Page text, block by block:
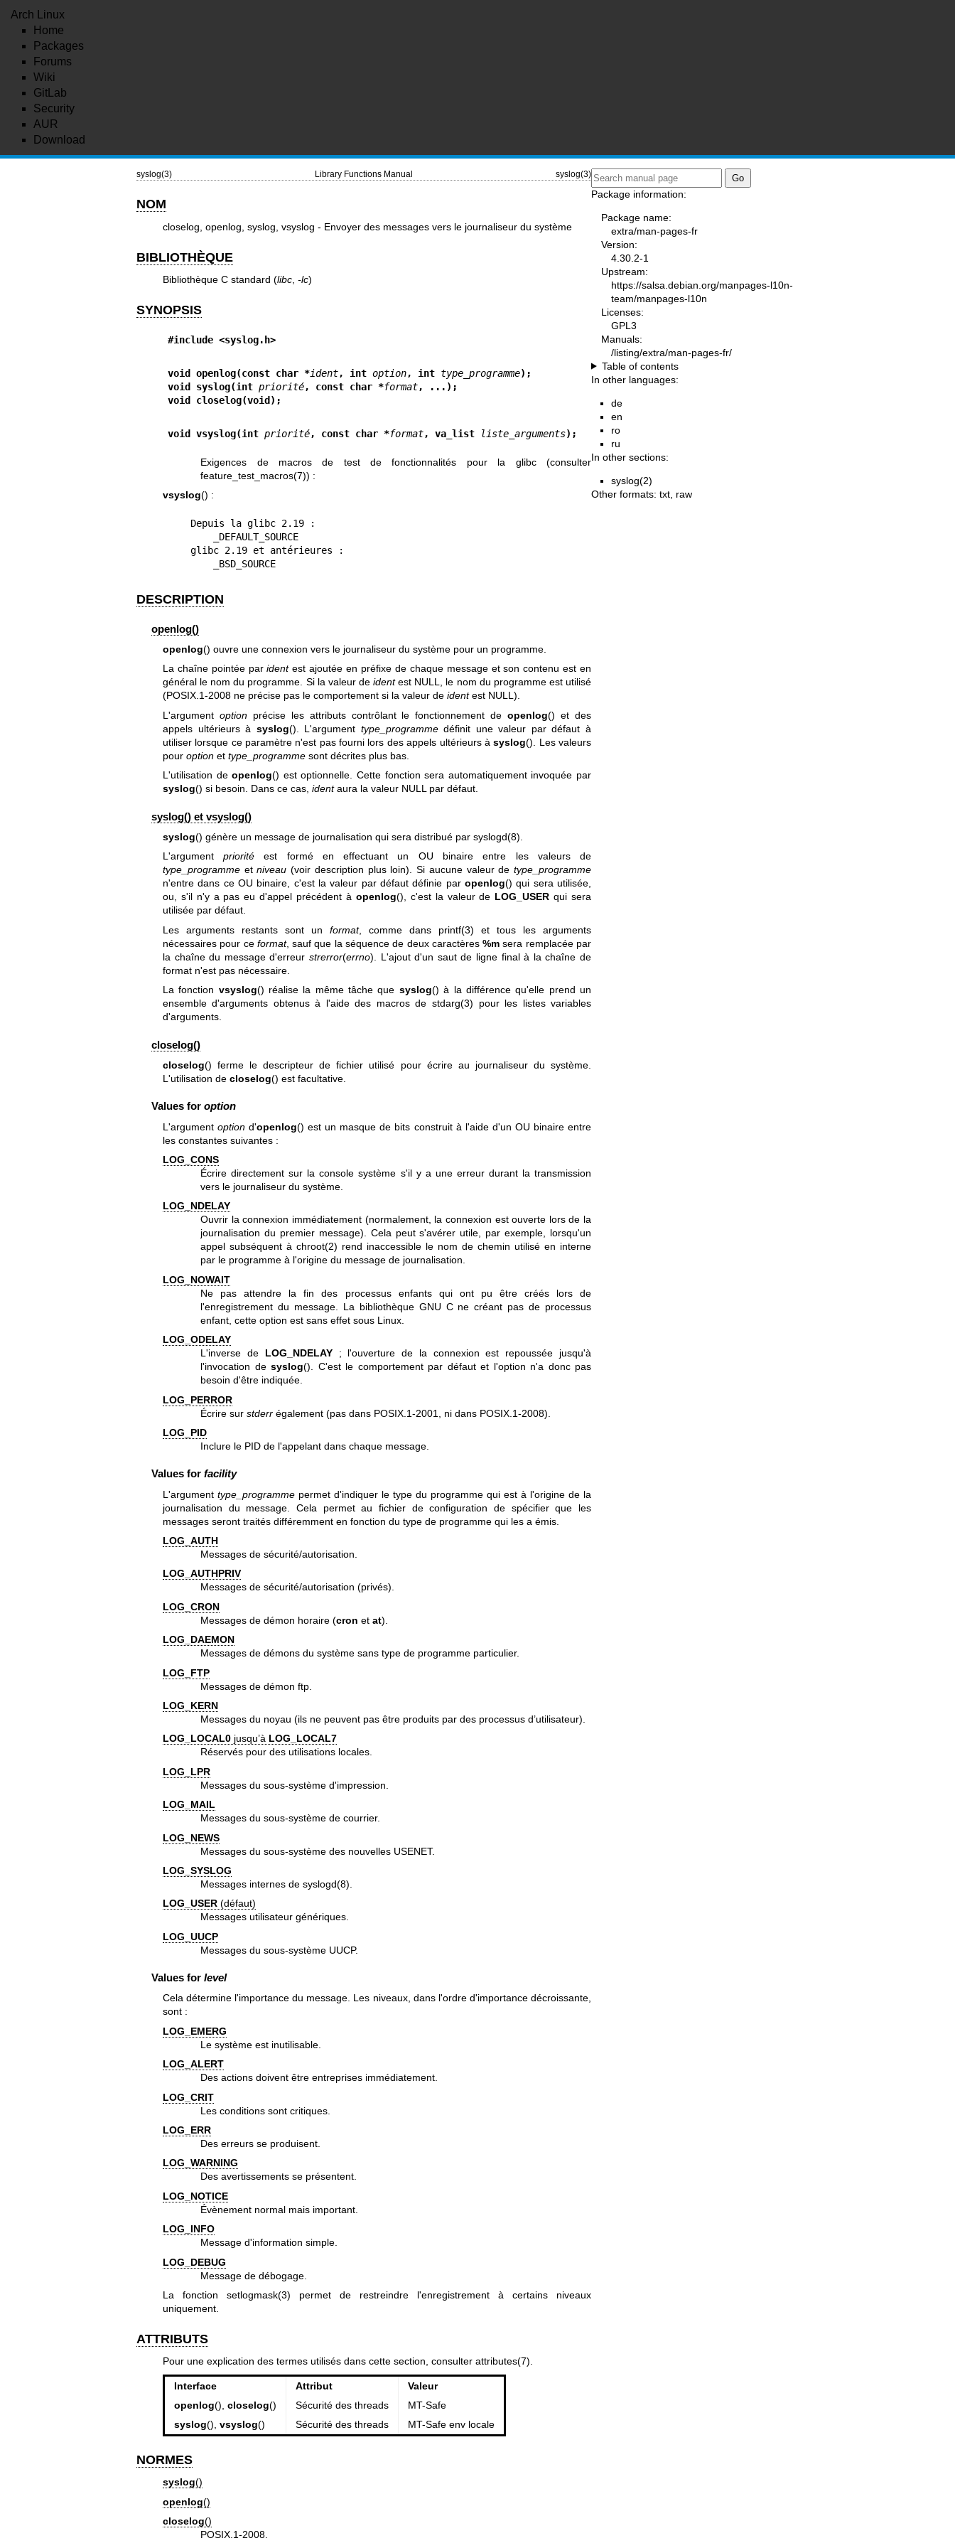
Arch Linux
Home
Packages
Forums
Wiki
GitLab
Security
AUR
Download
syslog(3) Library Functions Manual syslog(3)
NOM
closelog, openlog, syslog, vsyslog - Envoyer des messages vers le journaliseur du système
BIBLIOTHÈQUE
Bibliothèque C standard (libc, -lc)
SYNOPSIS
#include <syslog.h>
void openlog(const char *ident, int option, int type_programme);
void syslog(int priorité, const char *format, ...);
void closelog(void);
void vsyslog(int priorité, const char *format, va_list liste_arguments);
Exigences de macros de test de fonctionnalités pour la glibc (consulter
feature_test_macros(7)) :
vsyslog() :
        _BSD_SOURCE
DESCRIPTION
openlog()
openlog() ouvre une connexion vers le journaliseur du système pour un programme.
La chaîne pointée paridentest ajoutée en préfixe de chaque message et son contenu est en
général le nom du programme. Si la valeur deidentest NULL, le nom du programme est utilisé
(POSIX.1-2008 ne précise pas le comportement si la valeur de identest NULL).
L'argument optionprécise les attributs contrôlant le fonctionnement deopenlog() et des
appels ultérieurs à syslog(). L'argument type_programmedéfinit une valeur par défaut à
utiliser lorsque ce paramètre n'est pas fourni lors des appels ultérieurs àsyslog(). Les valeurs
pour optionet type_programmesont décrites plus bas.
L'utilisation deopenlog() est optionnelle. Cette fonction sera automatiquement invoquée par
syslog() si besoin. Dans ce cas, identaura la valeur NULL par défaut.
syslog() et vsyslog()
syslog() génère un message de journalisation qui sera distribué par syslogd(8)
L'argumentpriorité est formé en effectuant un OU binaire entre les valeurs de
type_programmeetniveau (voir description plus loin). Si aucune valeur detype_programme
n'entre dans ce OU binaire, c'est la valeur par défaut définie par openlog() qui sera utilisée,
ou, s'il n'y a pas eu d'appel précédent à openlog(), c'est la valeur de LOG_USER qui sera
utilisée par défaut.
Les arguments restants sont un format, comme dans printf(3) et tous les arguments
nécessaires pour ce format, sauf que la séquence de deux caractères%m sera remplacée par
la chaîne du message d'erreur strerror(errno). L'ajout d'un saut de ligne final à la chaîne de
format n'est pas nécessaire.
La fonction vsyslog() réalise la même tâche que syslog() à la différence qu'elle prend un
ensemble d'arguments obtenus à l'aide des macros de stdarg(3) pour les listes variables
d'arguments.
closelog()
closelog() ferme le descripteur de fichier utilisé pour écrire au journaliseur du système.
L'utilisation de closelog() est facultative.
Values for option
L'argumentoption d'openlog() est un masque de bits construit à l'aide d'un OU binaire entre
les constantes suivantes :
LOG_CONS
Écrire directement sur la console système s'il y a une erreur durant la transmission
vers le journaliseur du système.
LOG_NDELAY
Ouvrir la connexion immédiatement (normalement, la connexion est ouverte lors de la
journalisation du premier message). Cela peut s'avérer utile, par exemple, lorsqu'un
appel subséquent àchroot(2) rend inaccessible le nom de chemin utilisé en interne
par le programme à l'origine du message de journalisation.
LOG_NOWAIT
Ne pas attendre la fin des processus enfants qui ont pu être créés lors de
l'enregistrement du message. La bibliothèque GNU C ne créant pas de processus
enfant, cette option est sans effet sous Linux.
LOG_ODELAY
L'inverse de LOG_NDELAY; l'ouverture de la connexion est repoussée jusqu'à
l'invocation desyslog(). C'est le comportement par défaut et l'option n'a donc pas
besoin d'être indiquée.
LOG_PERROR
Écrire surstderr également (pas dans POSIX.1-2001, ni dans POSIX.1-2008).
LOG_PID
Inclure le PID de l'appelant dans chaque message.
Values for facility
L'argument type_programmepermet d'indiquer le type du programme qui est à l'origine de la
journalisation du message. Cela permet au fichier de configuration de spécifier que les
messages seront traités différemment en fonction du type de programme qui les a émis.
LOG_AUTH
Messages de sécurité/autorisation.
LOG_AUTHPRIV
Messages de sécurité/autorisation (privés).
LOG_CRON
Messages de démon horaire (cron etat).
LOG_DAEMON
Messages de démons du système sans type de programme particulier.
LOG_FTP
Messages de démon ftp.
LOG_KERN
Messages du noyau (ils ne peuvent pas être produits par des processus d’utilisateur).
LOG_LOCAL0jusqu’à LOG_LOCAL7
Réservés pour des utilisations locales.
LOG_LPR
Messages du sous-système d'impression.
LOG_MAIL
Messages du sous-système de courrier.
LOG_NEWS
Messages du sous-système des nouvelles USENET.
LOG_SYSLOG
Messages internes desyslogd(8)
LOG_USER(défaut)
Messages utilisateur génériques.
LOG_UUCP
Messages du sous-système UUCP.
Values for level
Cela détermine l'importance du message. Les niveaux, dans l'ordre d'importance décroissante,
sont :
LOG_EMERG
Le système est inutilisable.
LOG_ALERT
Des actions doivent être entreprises immédiatement.
LOG_CRIT
Les conditions sont critiques.
LOG_ERR
Des erreurs se produisent.
LOG_WARNING
Des avertissements se présentent.
LOG_NOTICE
Évènement normal mais important.
LOG_INFO
Message d'information simple.
LOG_DEBUG
Message de débogage.
La fonction setlogmask(3) permet de restreindre l'enregistrement à certains niveaux
uniquement.
ATTRIBUTS
Pour une explication des termes utilisés dans cette section, consulter attributes(7).
Interface Attribut
Valeur
openlog(), closelog() Sécurité des threads
MT-Safe
syslog(), vsyslog() Sécurité des threads MT-Safe env locale
NORMES
syslog()
openlog()
closelog()
POSIX.1-2008.
Package information:
Package name:
extra/man-pages-fr
Version:
4.30.2-1
Upstream:
https://salsa.debian.org/manpages-l10n-
team/manpages-l10n
Licenses:
GPL3
Manuals:
/listing/extra/man-pages-fr/
Table of contents
In other languages:
de
en
ro
ru
In other sections:
syslog(2)
Other formats: txt raw